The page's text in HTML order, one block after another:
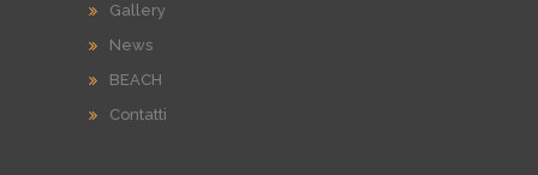
Gallery
News
BEACH
Contatti